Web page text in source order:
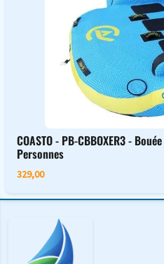
COASTO - PB-CBBOXER3 -
Personnes
329,00